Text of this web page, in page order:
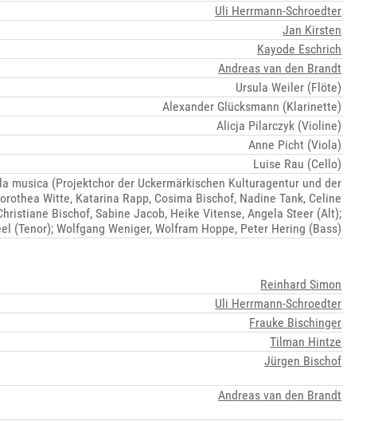
Uli Herrmann-Schroedter
Jan Kirsten
Kayode Eschrich
Andreas van den Brandt
Ursula Weiler (Flöte)
Alexander Glücksmann (Klarinette)
Alicja Pilarczyk (Violine)
Anne Picht (Viola)
Luise Rau (Cello)
musica (Projektchor der Uckermärkischen Kulturagentur und der
Witte, Katarina Rapp, Cosima Bischof, Nadine Tank, Celine
Bischof, Sabine Jacob, Heike Vitense, Angela Steer (Alt);
(Tenor); Wolfgang Weniger, Wolfram Hoppe, Peter Hering (Bass)
Reinhard Simon
Uli Herrmann-Schroedter
Frauke Bischinger
Tilman Hintze
Jürgen Bischof
Andreas van den Brandt